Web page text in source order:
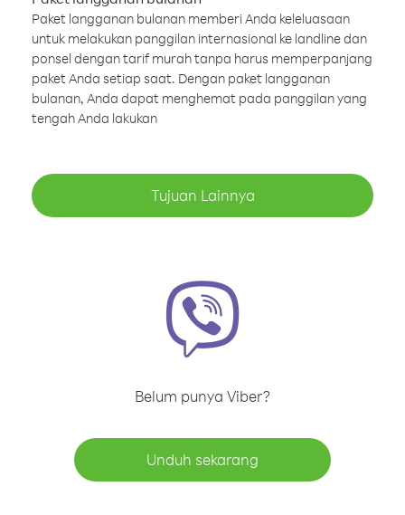
Paket langganan bulanan memberi Anda keleluasaan
untuk melakukan panggilan internasional ke landline dan
ponsel dengan tarif murah tanpa harus memperpanjang
paket Anda setiap saat. Dengan paket langganan
bulanan, Anda dapat menghemat pada panggilan yang
tengah Anda lakukan
Tujuan Lainnya
Belum punya Viber?
Unduh sekarang